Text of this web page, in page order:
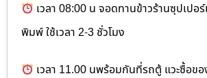
เวลา 08:00 น จอดทานข้าวร้านซุปเป
พิมพ์ ใช้เวลา 2-3 ชั่วโมง
เวลา 11.00 นพร้อมกันที่รถตู้ แวะซื้อขอ